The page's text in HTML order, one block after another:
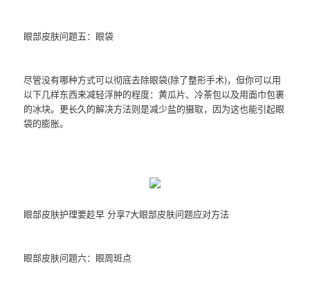
眼部皮肤问题五：眼袋
尽管没有哪种方式可以彻底去除眼袋(除了整形手术)，但你可以用
以下几样东西来减轻浮肿的程度：黄瓜片、冷茶包以及用面巾包裹
的冰块。更长久的解决方法则是减少盐的摄取，因为这也能引起眼
袋的膨胀。
眼部皮肤护理要趁早 分享7大眼部皮肤问题应对方法
眼部皮肤问题六：眼周斑点